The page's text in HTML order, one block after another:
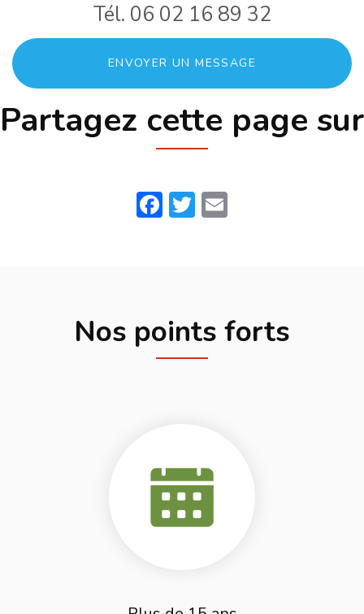
Tél. 06 02 16 89 32
ENVOYER UN MESSAGE
Partagez cette page sur
Facebook
Twitter
Nos points forts